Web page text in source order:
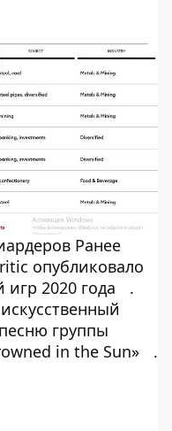
Ранее
опубликовало
2020 года
.
искусственный
группы
in the Sun»
.